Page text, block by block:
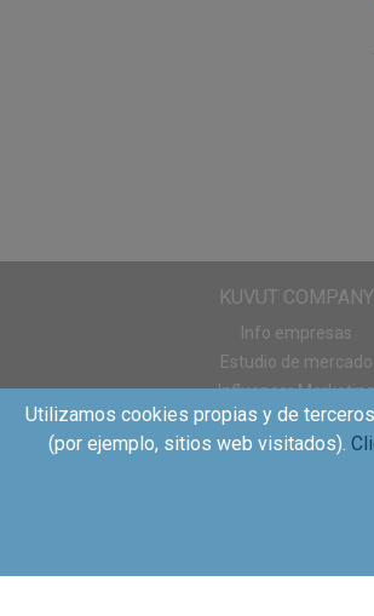
KUVUT COMPANY
Info empresas
Estudio de mercado
Influencer Marketing
Sampling
WOM
Utilizamos cookies propias y de
(por ejemplo, sitios web visitados).